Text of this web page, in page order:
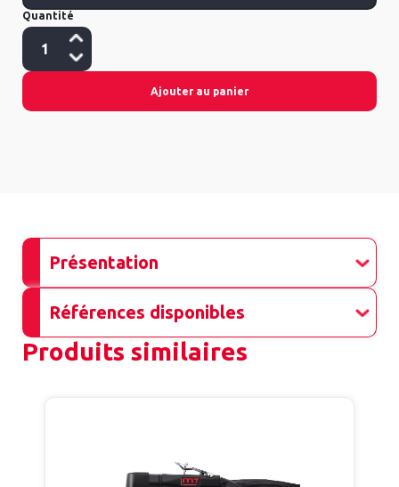
Quantité
Ajouter au panier
Présentation
Références disponibles
Produits similaires